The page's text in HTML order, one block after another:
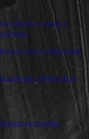
il divano: regole e
e come valorizzare
per ambienti di
un quadro